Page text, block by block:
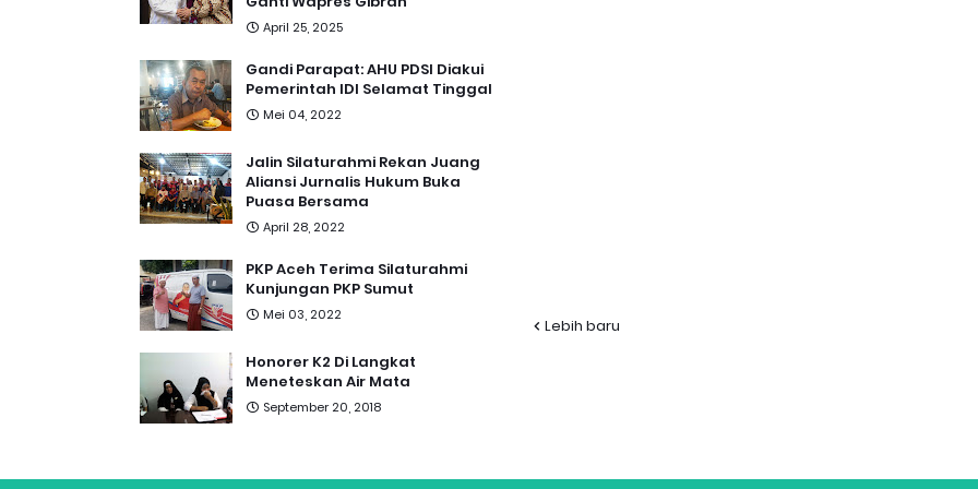
Lebih baru
April 25, 2025
Gandi Parapat: AHU PDSI Diakui
Pemerintah IDI Selamat Tinggal
Mei 04, 2022
Jalin Silaturahmi Rekan Juang
Aliansi Jurnalis Hukum Buka
Puasa Bersama
April 28, 2022
PKP Aceh Terima Silaturahmi
Kunjungan PKP Sumut
Mei 03, 2022
Honorer K2 Di Langkat
Meneteskan Air Mata
September 20, 2018